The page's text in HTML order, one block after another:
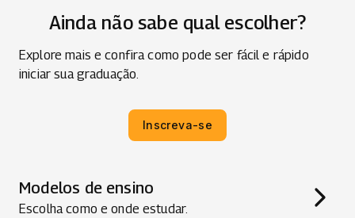
Ainda não sabe qual escolher?
Explore mais e confira como pode ser fácil e rápido
iniciar sua graduação.
Inscreva-se
Modelos de ensino
Escolha como e onde estudar.